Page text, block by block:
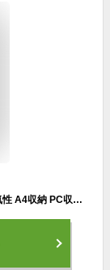
リュックサック キッズ 男の子 大容量 軽量 撥水 通気性 A4収納 PC収納 子供 通勤 通学 小学生 低学年 アウトドア 旅行 (ネイビー)